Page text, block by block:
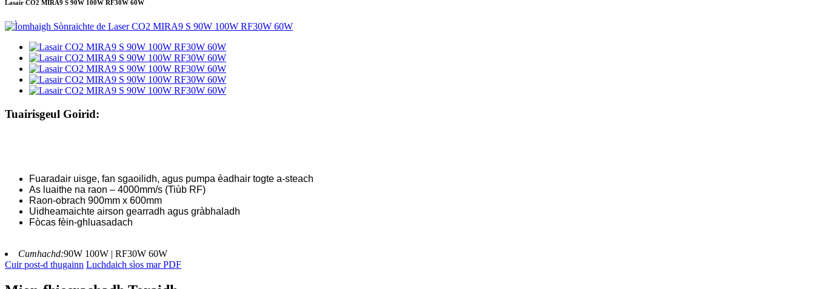
Lasair CO2 MIRA9 S 90W 100W RF30W 60W
Tuairisgeul Goirid:
Fuaradair uisge, fan sgaoilidh, agus pumpa èadhair togte a-steach
As luaithe na raon – 4000mm/s (Tiùb RF)
Raon-obrach 900mm x 600mm
Uidheamaichte airson gearradh agus gràbhaladh
Fòcas fèin-ghluasadach
Cumhachd:90W 100W | RF30W 60W
Cuir post-d thugainn Luchdaich sìos mar PDF